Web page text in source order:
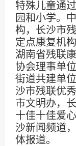
特殊儿童通
园和小学。
构，长沙市
定点康复机
湖南省残联
协会理事单
街道共建单
沙市残联优
市文明办，
十佳十佳爱
沙新闻频道
体报道。